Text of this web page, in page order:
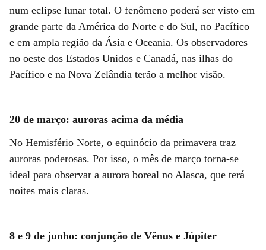
num eclipse lunar total. O fenômeno poderá ser visto em
grande parte da América do Norte e do Sul, no Pacífico
e em ampla região da Ásia e Oceania. Os observadores
no oeste dos Estados Unidos e Canadá, nas ilhas do
Pacífico e na Nova Zelândia terão a melhor visão.
20 de março: auroras acima da média
No Hemisfério Norte, o equinócio da primavera traz
auroras poderosas. Por isso, o mês de março torna-se
ideal para observar a aurora boreal no Alasca, que terá
noites mais claras.
8 e 9 de junho: conjunção de Vênus e Júpiter